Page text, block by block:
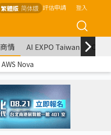
繁體版 简体版 評估申請 登入
商情 AI EXPO Taiwan
AWS Nova